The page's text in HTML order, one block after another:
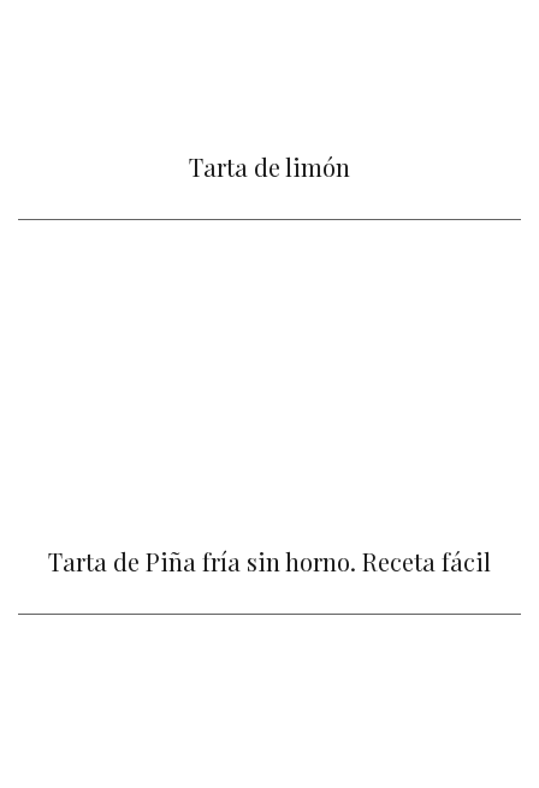
Tarta de limón
Tarta de Piña fría sin horno. Receta fácil